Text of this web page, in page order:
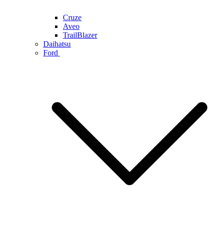
Cruze
Aveo
TrailBlazer
Daihatsu
Ford